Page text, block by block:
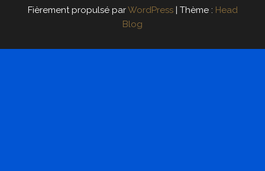
Fièrement propulsé parWordPress | Thème : Head
Blog